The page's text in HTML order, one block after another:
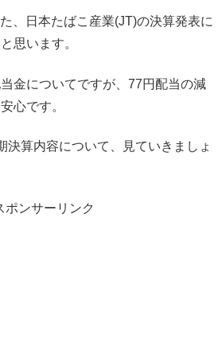
、日本たばこ産業(JT)の決算発表に
思います。
金についてですが、77円配当の減
心です。
決算内容について、見ていきましょ
ポンサーリンク